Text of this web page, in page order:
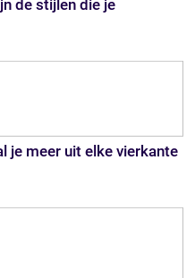
de stijlen die je
je meer uit elke vierkante